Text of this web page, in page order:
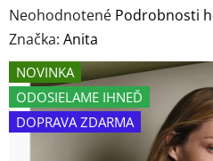
Priemerné
hodnotenie
produktu
je
0,0
z
Neohodnotené Podrobnosti
Značka: Anita
NOVINKA
ODOSIELAME IHNEĎ
DOPRAVA ZDARMA